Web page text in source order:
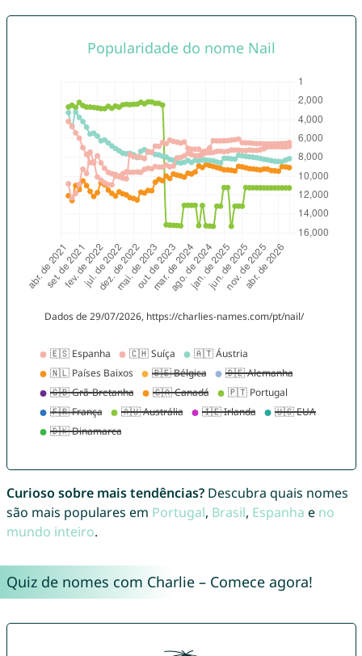
Curioso sobre mais tendências?Descubra quais nomes
são mais populares em Portugal, Brasil, Espanha e no
mundo inteiro.
Quiz de nomes com Charlie – Comece agora!